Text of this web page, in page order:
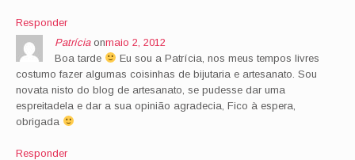
Responder
Patríciaonmaio 2, 2012
Boa tarde
Eu sou a Patrícia, nos meus tempos livres
costumo fazer algumas coisinhas de bijutaria e artesanato. Sou
novata nisto do blog de artesanato, se pudesse dar uma
espreitadela e dar a sua opinião agradecia, Fico à espera,
obrigada
Responder